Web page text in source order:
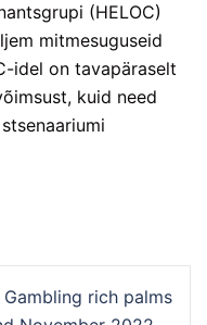
(HELOC)
mitmesuguseid
idel on tavapäraselt
kuid need
rich palms